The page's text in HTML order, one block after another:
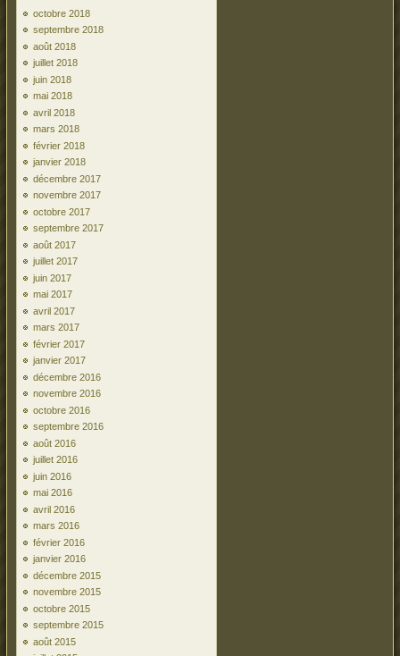
octobre 2018
septembre 2018
août 2018
juillet 2018
juin 2018
mai 2018
avril 2018
mars 2018
février 2018
janvier 2018
décembre 2017
novembre 2017
octobre 2017
septembre 2017
août 2017
juillet 2017
juin 2017
mai 2017
avril 2017
mars 2017
février 2017
janvier 2017
décembre 2016
novembre 2016
octobre 2016
septembre 2016
août 2016
juillet 2016
juin 2016
mai 2016
avril 2016
mars 2016
février 2016
janvier 2016
décembre 2015
novembre 2015
octobre 2015
septembre 2015
août 2015